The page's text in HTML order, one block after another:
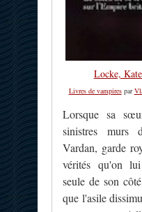
Locke,
Livres de vampirespar
Lorsque sa
sinistres murs
Vardan, garde
vérités qu'on
seule de son
que l'asile